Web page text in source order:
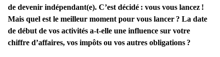
de devenir indépendant(e). C’est décidé : vous vous lancez !
Mais quel est le meilleur moment pour vous lancer ? La date
de début de vos activités a-t-elle une influence sur votre
chiffre d’affaires, vos impôts ou vos autres obligations ?